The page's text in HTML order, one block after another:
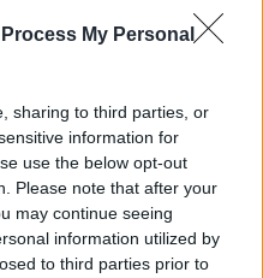
My Personal
sharing to third parties, or
information for
use the below opt-out
Please note that after your
may continue seeing
information utilized by
to third parties prior to